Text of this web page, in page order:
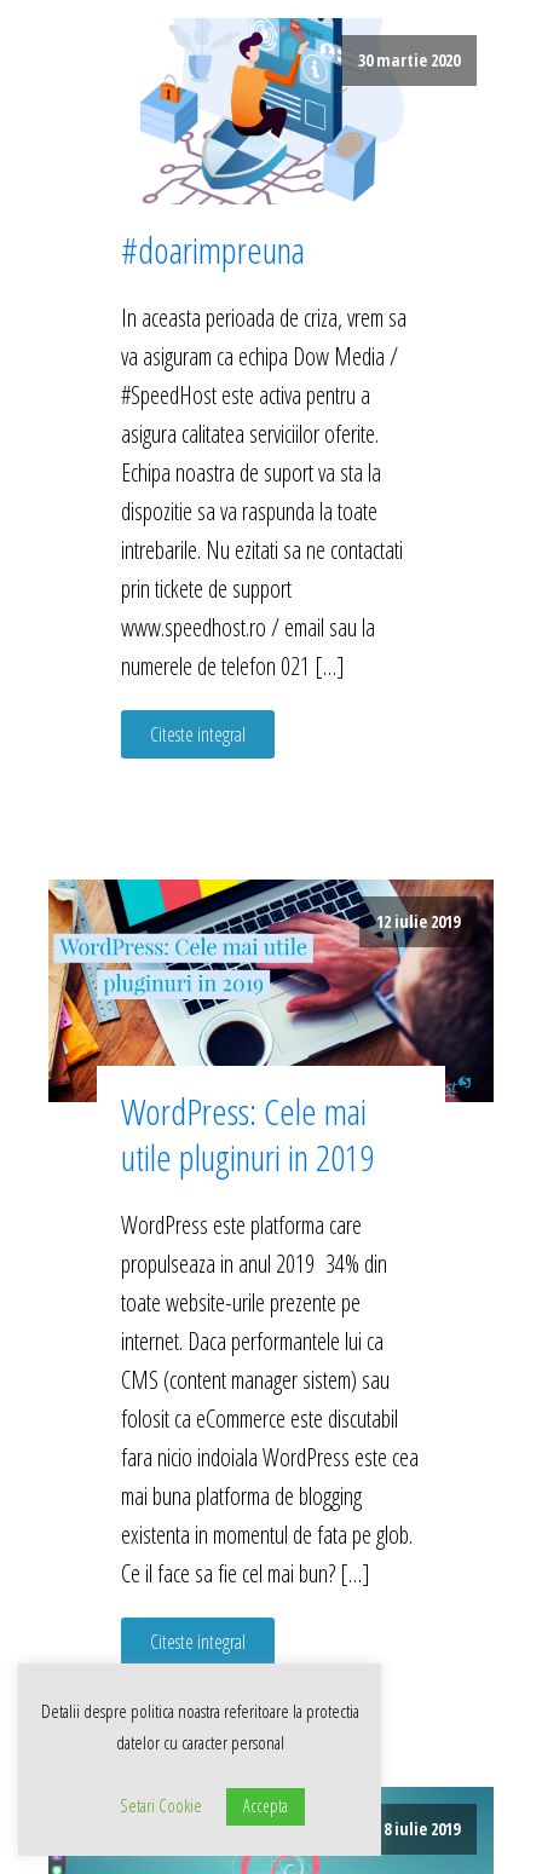
30 martie 2020
#doarimpreuna
In aceasta perioada de criza, vrem sa
va asiguram ca echipa Dow Media /
#SpeedHost este activa pentru a
asigura calitatea serviciilor oferite.
Echipa noastra de suport va sta la
dispozitie sa va raspunda la toate
intrebarile. Nu ezitati sa ne contactati
prin tickete de support
www.speedhost.ro / email sau la
numerele de telefon 021 […]
Citeste integral
12 iulie 2019
WordPress: Cele mai
utile pluginuri in 2019
WordPress este platforma care
propulseaza in anul 2019 34% din
toate website-urile prezente pe
internet. Daca performantele lui ca
CMS (content manager sistem) sau
folosit ca eCommerce este discutabil
fara nicio indoiala WordPress este cea
mai buna platforma de blogging
existenta in momentul de fata pe glob.
Ce il face sa fie cel mai bun? […]
Citeste integral
8 iulie 2019
Detalii despre politica noastra referitoare la protectia
datelor cu caracter personal
Setari Cookie Accepta